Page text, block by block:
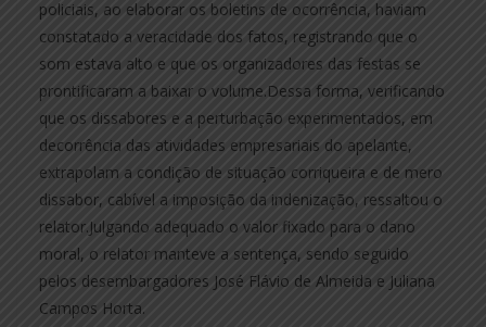
policiais, ao elaborar os boletins de ocorrência, haviam
constatado a veracidade dos fatos, registrando que o
som estava alto e que os organizadores das festas se
prontificaram a baixar o volume.Dessa forma, verificando
que os dissabores e a perturbação experimentados, em
decorrência das atividades empresariais do apelante,
extrapolam a condição de situação corriqueira e de mero
dissabor, cabível a imposição da indenização, ressaltou o
relator.Julgando adequado o valor fixado para o dano
moral, o relator manteve a sentença, sendo seguido
pelos desembargadores José Flávio de Almeida e Juliana
Campos Horta.